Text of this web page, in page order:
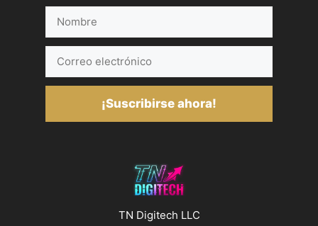
electrónico
¡Suscribirse ahora!
TN Digitech LLC